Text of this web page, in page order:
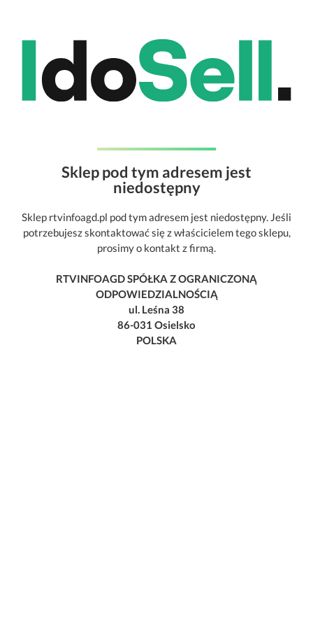
Sklep pod tym adresem jest
niedostępny
Sklep rtvinfoagd.pl pod tym adresem jest niedostępny. Jeśli
potrzebujesz skontaktować się z właścicielem tego sklepu,
prosimy o kontakt z firmą.
RTVINFOAGD SPÓŁKA Z OGRANICZONĄ
ODPOWIEDZIALNOŚCIĄ
ul. Leśna 38
86-031 Osielsko
POLSKA